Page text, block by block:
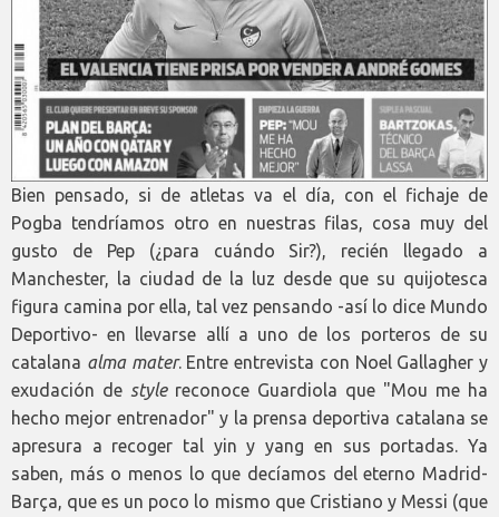
Bien pensado, si de atletas va el día, con el fichaje de
Pogba tendríamos otro en nuestras filas, cosa muy del
gusto de Pep (¿para cuándo Sir?), recién llegado a
Manchester, la ciudad de la luz desde que su quijotesca
figura camina por ella, tal vez pensando -así lo dice Mundo
Deportivo- en llevarse allí a uno de los porteros de su
catalana alma mater. Entre entrevista con Noel Gallagher y
exudación de stylereconoce Guardiola que "Mou me ha
hecho mejor entrenador" y la prensa deportiva catalana se
apresura a recoger tal yin y yang en sus portadas. Ya
saben, más o menos lo que decíamos del eterno Madrid-
Barça, que es un poco lo mismo que Cristiano y Messi (que